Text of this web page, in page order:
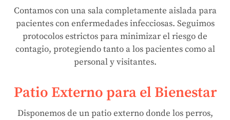
Contamos con una sala completamente aislada para
pacientes con enfermedades infecciosas. Seguimos
protocolos estrictos para minimizar el riesgo de
contagio, protegiendo tanto a los pacientes como al
personal y visitantes.
Patio Externo para el Bienestar
Disponemos de un patio externo donde los perros,